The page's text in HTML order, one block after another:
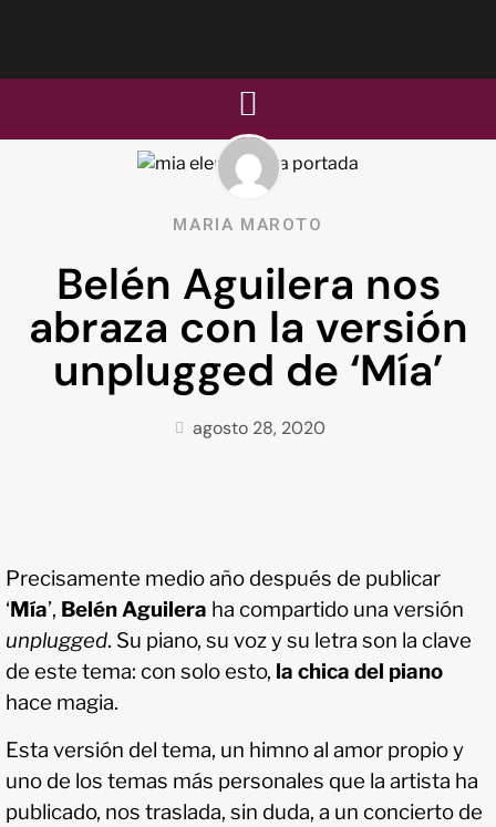
MARIA MAROTO
Belén Aguilera nos
abraza con la versión
unplugged de ‘Mía’
agosto 28, 2020
Precisamente medio año después de publicar
‘Mía’, Belén Aguilera ha compartido una versión
unplugged. Su piano, su voz y su letra son la clave
de este tema: con solo esto, la chica del piano
hace magia.
Esta versión del tema, un himno al amor propio y
uno de los temas más personales que la artista ha
publicado, nos traslada, sin duda, a un concierto de